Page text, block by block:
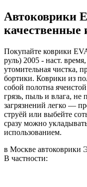
Автоковрики
качественные
Покупайте коврики
руль) 2005 - наст.
утомительная чистка,
бортики. Коврики из
собой полотна
грязь, пыль и влага, не
загрязнений легко —
струёй или выбейте
сразу можно
использованием.
в Москве
В частности: